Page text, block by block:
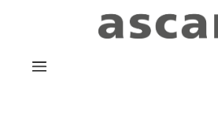
Zum Hauptinhalt springen